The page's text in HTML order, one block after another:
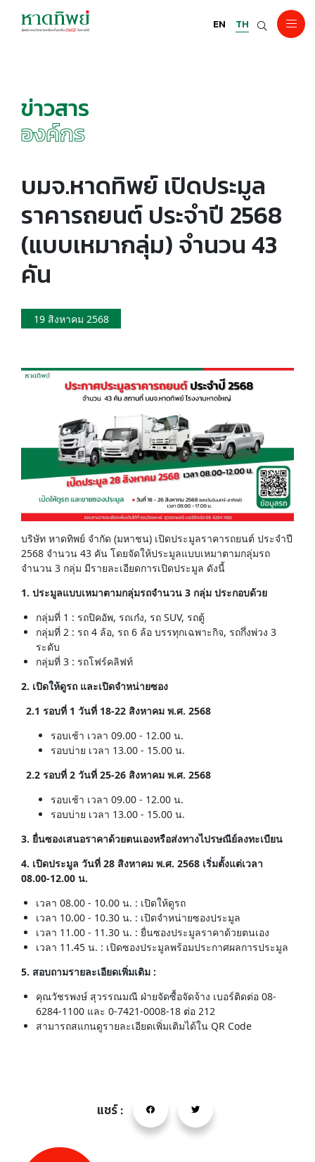
EN TH
ข่าวสาร
องค์กร
บมจ.หาดทิพย์ เปิดประมูล
ราคารถยนต์ ประจำปี 2568
(แบบเหมากลุ่ม) จำนวน 43
คัน
19 สิงหาคม 2568
บริษัท หาดทิพย์ จำกัด (มหาชน) เปิดประมูลราคารถยนต์ ประจำปี
2568 จำนวน 43 คัน โดยจัดให้ประมูลแบบเหมาตามกลุ่มรถ
จำนวน 3 กลุ่ม มีรายละเอียดการเปิดประมูล ดังนี้
1. ประมูลแบบเหมาตามกลุ่มรถจำนวน 3 กลุ่ม ประกอบด้วย
กลุ่มที่ 1 : รถปิคอัพ, รถเก๋ง, รถ SUV, รถตู้
กลุ่มที่ 2 : รถ 4 ล้อ, รถ 6 ล้อ บรรทุกเฉพาะกิจ, รถกึ่งพ่วง 3
ระดับ
กลุ่มที่ 3 : รถโฟร์คลิฟท์
2. เปิดให้ดูรถ และเปิดจำหน่ายซอง
2.1 รอบที่ 1 วันที่ 18-22 สิงหาคม พ.ศ. 2568
รอบเช้า เวลา 09.00 - 12.00 น.
รอบบ่าย เวลา 13.00 - 15.00 น.
2.2 รอบที่ 2 วันที่ 25-26 สิงหาคม พ.ศ. 2568
รอบเช้า เวลา 09.00 - 12.00 น.
รอบบ่าย เวลา 13.00 - 15.00 น.
3. ยื่นซองเสนอราคาด้วยตนเองหรือส่งทางไปรษณีย์ลงทะเบียน
4. เปิดประมูล วันที่ 28 สิงหาคม พ.ศ. 2568 เริ่มตั้งแต่เวลา
08.00-12.00 น.
เวลา 08.00 - 10.00 น. : เปิดให้ดูรถ
เวลา 10.00 - 10.30 น. : เปิดจำหน่ายซองประมูล
เวลา 11.00 - 11.30 น. : ยื่นซองประมูลราคาด้วยตนเอง
เวลา 11.45 น. : เปิดซองประมูลพร้อมประกาศผลการประมูล
5. สอบถามรายละเอียดเพิ่มเติม :
คุณวัชรพงษ์ สุวรรณมณี ฝ่ายจัดซื้อจัดจ้าง เบอร์ติดต่อ 08-
6284-1100 และ 0-7421-0008-18 ต่อ 212
สามารถสแกนดูรายละเอียดเพิ่มเติมได้ใน QR Code
แชร์ :